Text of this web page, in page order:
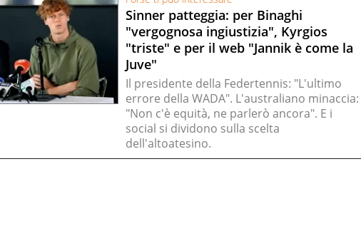
Sinner patteggia: per Binaghi
"vergognosa ingiustizia", Kyrgios
"triste" e per il web "Jannik è come la
Juve"
Il presidente della Federtennis: "L'ultimo
errore della WADA". L'australiano minaccia:
"Non c'è equità, ne parlerò ancora". E i
social si dividono sulla scelta
dell'altoatesino.